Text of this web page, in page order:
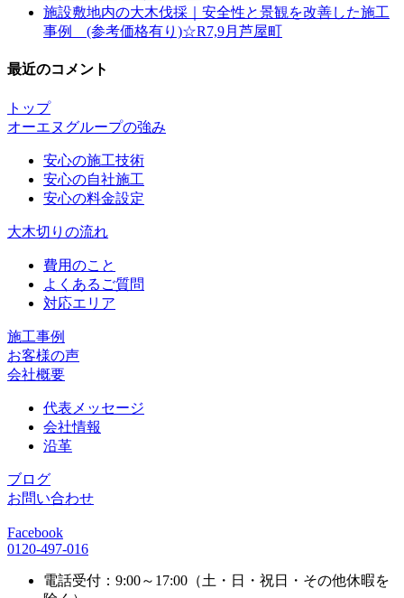
施設敷地内の大木伐採｜安全性と景観を改善した施工
事例 (参考価格有り)☆R7,9月芦屋町
最近のコメント
トップ
オーエヌグループの強み
安心の施工技術
安心の自社施工
安心の料金設定
大木切りの流れ
費用のこと
よくあるご質問
対応エリア
施工事例
お客様の声
会社概要
代表メッセージ
会社情報
沿革
ブログ
お問い合わせ
Facebook
0120-497-016
電話受付：9:00～17:00（土・日・祝日・その他休暇を